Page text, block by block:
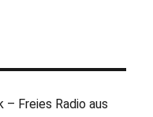
– Freies Radio aus